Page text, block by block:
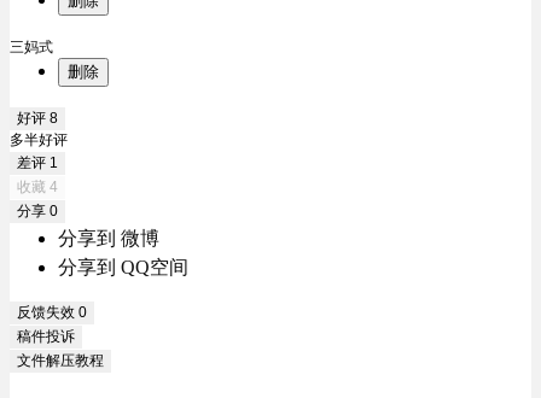
三妈式
删除
好评 8
多半好评
差评 1
收藏 4
分享 0
分享到 微博
分享到 QQ空间
反馈失效 0
稿件投诉
文件解压教程